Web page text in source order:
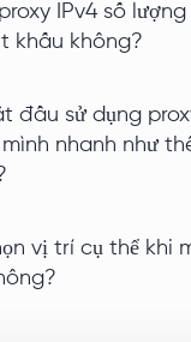
IPv4 số lượng
khấu không?
đầu sử dụng
nhanh như
vị trí cụ thể khi